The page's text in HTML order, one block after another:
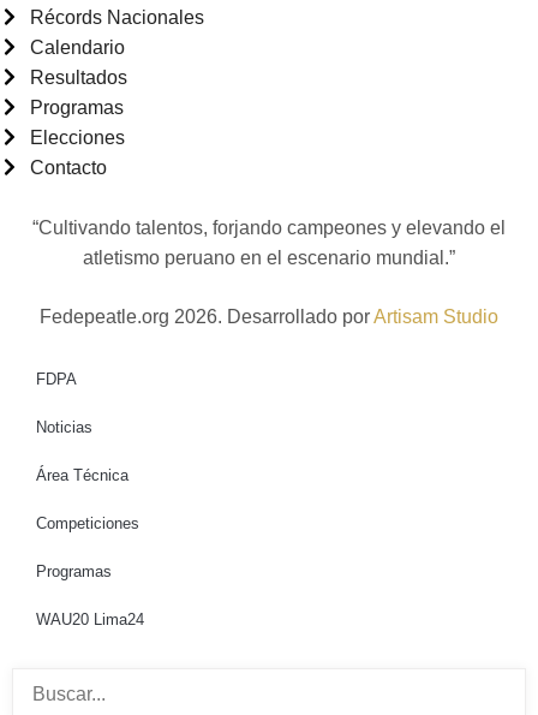
Récords Nacionales
Calendario
Resultados
Programas
Elecciones
Contacto
“Cultivando talentos, forjando campeones y elevando el
atletismo peruano en el escenario mundial.”
Fedepeatle.org 2026. Desarrollado porArtisam Studio
FDPA
Noticias
Área Técnica
Competiciones
Programas
WAU20 Lima24